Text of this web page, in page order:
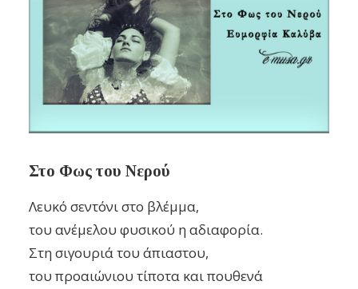
Στο Φως του Νερού
Λευκό σεντόνι στο βλέμμα,
του ανέμελου φυσικού η αδιαφορία.
Στη σιγουριά του άπιαστου,
του προαιώνιου τίποτα και πουθενά